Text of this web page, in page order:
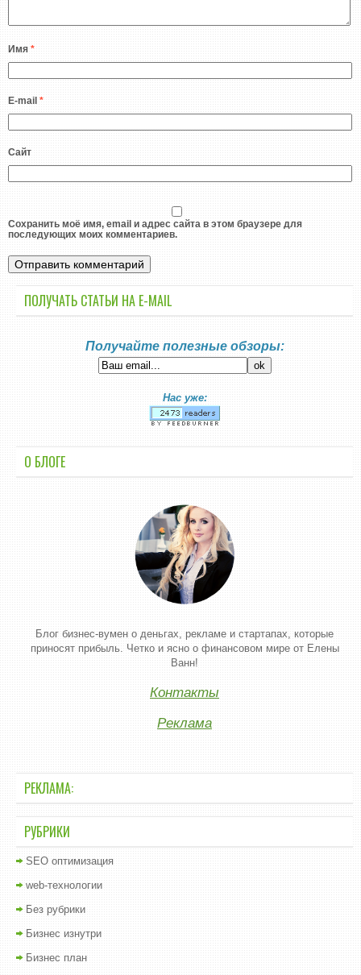
Имя *
E-mail *
Сайт
Сохранить моё имя, email и адрес сайта в этом браузере для
последующих моих комментариев.
ПОЛУЧАТЬ СТАТЬИ НА E-MАIL
Получайте полезные обзоры:
Нас уже:
О БЛОГЕ
Блог бизнес-вумен о деньгах, рекламе и стартапах, которые
приносят прибыль. Четко и ясно о финансовом мире от Елены
Ванн!
Контакты
Реклама
РЕКЛАМА:
РУБРИКИ
SEO оптимизация
web-технологии
Без рубрики
Бизнес изнутри
Бизнес план